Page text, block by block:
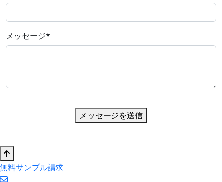
メッセージ*
メッセージを送信
無料サンプル請求